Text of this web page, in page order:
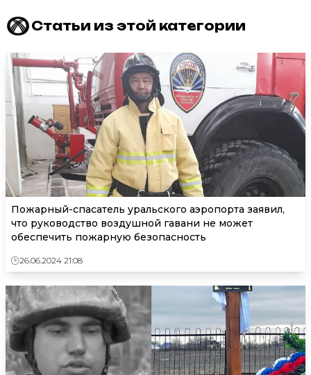
Статьи из этой категории
Пожарный-спасатель уральского аэропорта заявил,
что руководство воздушной гавани не может
обеспечить пожарную безопасность
26.06.2024 21:08